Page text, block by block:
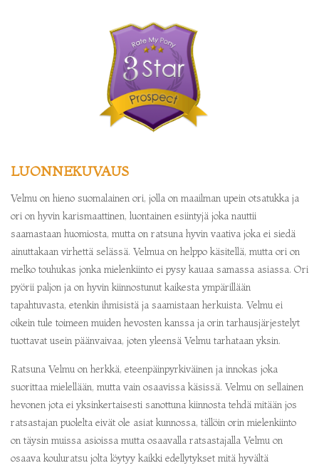
LUONNEKUVAUS
Velmu on hieno suomalainen ori, jolla on maailman upein otsatukka ja
ori on hyvin karismaattinen, luontainen esiintyjä joka nauttii
saamastaan huomiosta, mutta on ratsuna hyvin vaativa joka ei siedä
ainuttakaan virhettä selässä. Velmua on helppo käsitellä, mutta ori on
melko touhukas jonka mielenkiinto ei pysy kauaa samassa asiassa. Ori
pyörii paljon ja on hyvin kiinnostunut kaikesta ympärillään
tapahtuvasta, etenkin ihmisistä ja saamistaan herkuista. Velmu ei
oikein tule toimeen muiden hevosten kanssa ja orin tarhausjärjestelyt
tuottavat usein päänvaivaa, joten yleensä Velmu tarhataan yksin.
Ratsuna Velmu on herkkä, eteenpäinpyrkiväinen ja innokas joka
suorittaa mielellään, mutta vain osaavissa käsissä. Velmu on sellainen
hevonen jota ei yksinkertaisesti sanottuna kiinnosta tehdä mitään jos
ratsastajan puolelta eivät ole asiat kunnossa, tällöin orin mielenkiinto
on täysin muissa asioissa mutta osaavalla ratsastajalla Velmu on
osaava kouluratsu jolta löytyy kaikki edellytykset mitä hyvältä